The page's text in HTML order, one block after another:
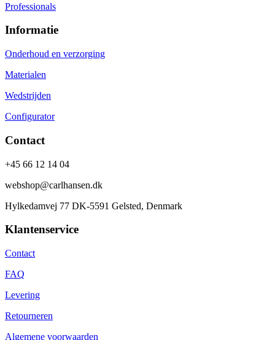
Professionals
Informatie
Onderhoud en verzorging
Materialen
Wedstrijden
Configurator
Contact
+45 66 12 14 04
webshop@carlhansen.dk
Hylkedamvej 77 DK-5591 Gelsted, Denmark
Klantenservice
Contact
FAQ
Levering
Retourneren
Algemene voorwaarden